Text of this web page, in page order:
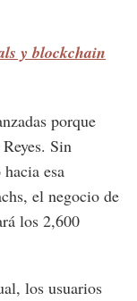
y blockchain
porque
Sin
esa
el negocio de
los 2,600
los usuarios